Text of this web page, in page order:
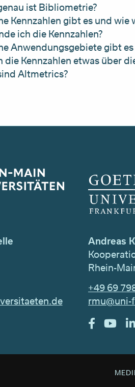
ist Bibliometrie?
Kennzahlen gibt es und wie
ich die Kennzahlen?
Anwendungsgebiete gibt es
die Kennzahlen etwas über
Altmetrics?
Andreas
Rhein-
+49 69